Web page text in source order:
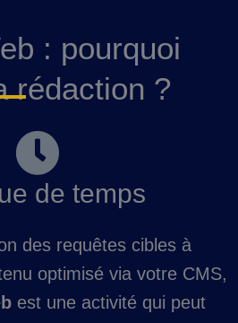
: pourquoi
rédaction ?
de temps
des requêtes cibles à
optimisé via votre CMS,
est une activité qui peut